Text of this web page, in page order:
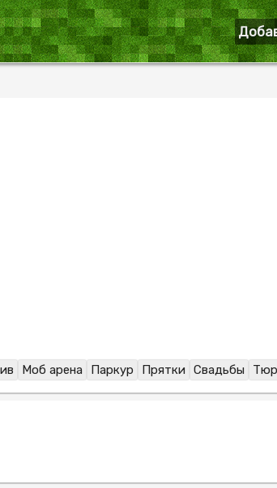
Моб арена Паркур Прятки Свадьбы